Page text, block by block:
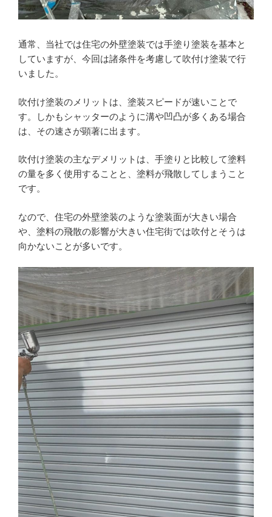
通常、当社では住宅の外壁塗装では手塗り塗装を基本と
していますが、今回は諸条件を考慮して吹付け塗装で行
いました。
吹付け塗装のメリットは、塗装スピードが速いことで
す。しかもシャッターのように溝や凹凸が多くある場合
は、その速さが顕著に出ます。
吹付け塗装の主なデメリットは、手塗りと比較して塗料
の量を多く使用することと、塗料が飛散してしまうこと
です。
なので、住宅の外壁塗装のような塗装面が大きい場合
や、塗料の飛散の影響が大きい住宅街では吹付とそうは
向かないことが多いです。